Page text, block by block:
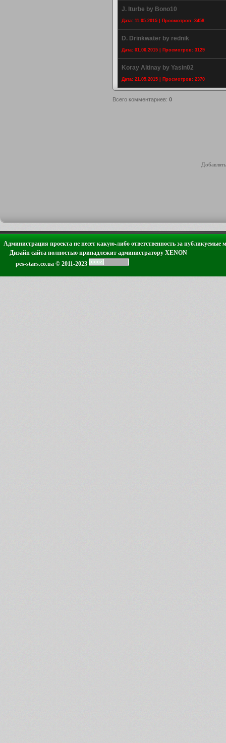
J. Iturbe by Bono10
Дата: 11.05.2015 | Просмотров: 3458
D. Drinkwater by rednik
Дата: 01.06.2015 | Просмотров: 3129
Koray Altinay by Yasin02
Дата: 21.05.2015 | Просмотров: 2370
Всего комментариев: 0
Администрация проекта не несет какую-либо ответственность за публикуемые
Дизайн сайта полностью принадлежит администратору XENON
pes-stars.co.ua © 2011-2023